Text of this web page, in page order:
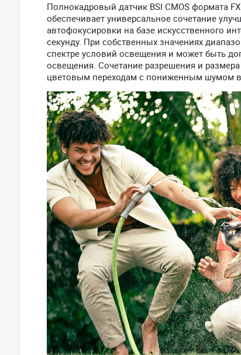
Полнокадровый датчик BSI CMOS формата
обеспечивает универсальное сочетание
автофокусировки на базе искусственного
секунду. При собственных значениях
спектре условий освещения и может быть
освещения. Сочетание разрешения и
цветовым переходам с пониженным шумом